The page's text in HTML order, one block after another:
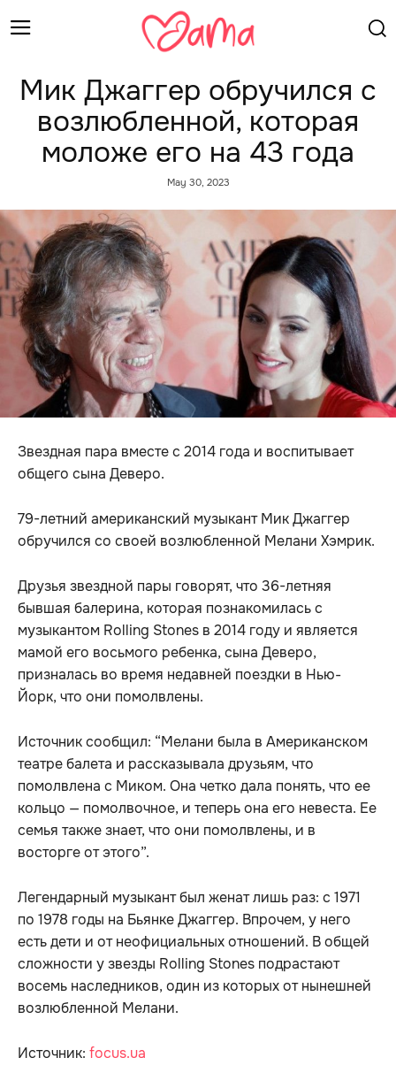
Мик Джаггер обручился с
возлюбленной, которая
моложе его на 43 года
May 30, 2023
Звездная пара вместе с 2014 года и воспитывает
общего сына Деверо.
79-летний американский музыкант Мик Джаггер
обручился со своей возлюбленной Мелани Хэмрик.
Друзья звездной пары говорят, что 36-летняя
бывшая балерина, которая познакомилась с
музыкантом Rolling Stones в 2014 году и является
мамой его восьмого ребенка, сына Деверо,
призналась во время недавней поездки в Нью-
Йорк, что они помолвлены.
Источник сообщил: “Мелани была в Американском
театре балета и рассказывала друзьям, что
помолвлена с Миком. Она четко дала понять, что ее
кольцо — помолвочное, и теперь она его невеста. Ее
семья также знает, что они помолвлены, и в
восторге от этого”.
Легендарный музыкант был женат лишь раз: с 1971
по 1978 годы на Бьянке Джаггер. Впрочем, у него
есть дети и от неофициальных отношений. В общей
сложности у звезды Rolling Stones подрастают
восемь наследников, один из которых от нынешней
возлюбленной Мелани.
Источник: focus.ua